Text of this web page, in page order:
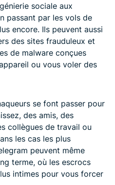
sociale aux
passant par les vols de
encore. Ils peuvent aussi
des sites frauduleux et
de malware conçues
ou vous voler des
se font passer pour
des amis, des
collègues de travail ou
les cas les plus
peuvent même
terme, où les escrocs
intimes pour vous forcer